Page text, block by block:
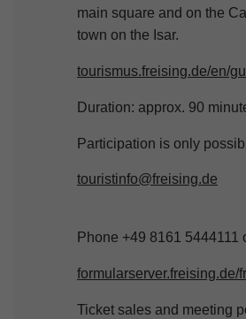
main square and on the
town on the Isar.
tourismus.freising.de/en/
Duration: approx. 90
Participation is only
touristinfo@freising.de
Phone +49 8161 5444111
formularserver.freising.de/
Ticket sales and meeting